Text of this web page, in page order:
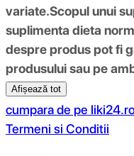
variate.Scopul unui
suplimenta dieta
despre produs pot fi
produsului sau pe
Afișează tot
cumpara de pe
Termeni si Conditii